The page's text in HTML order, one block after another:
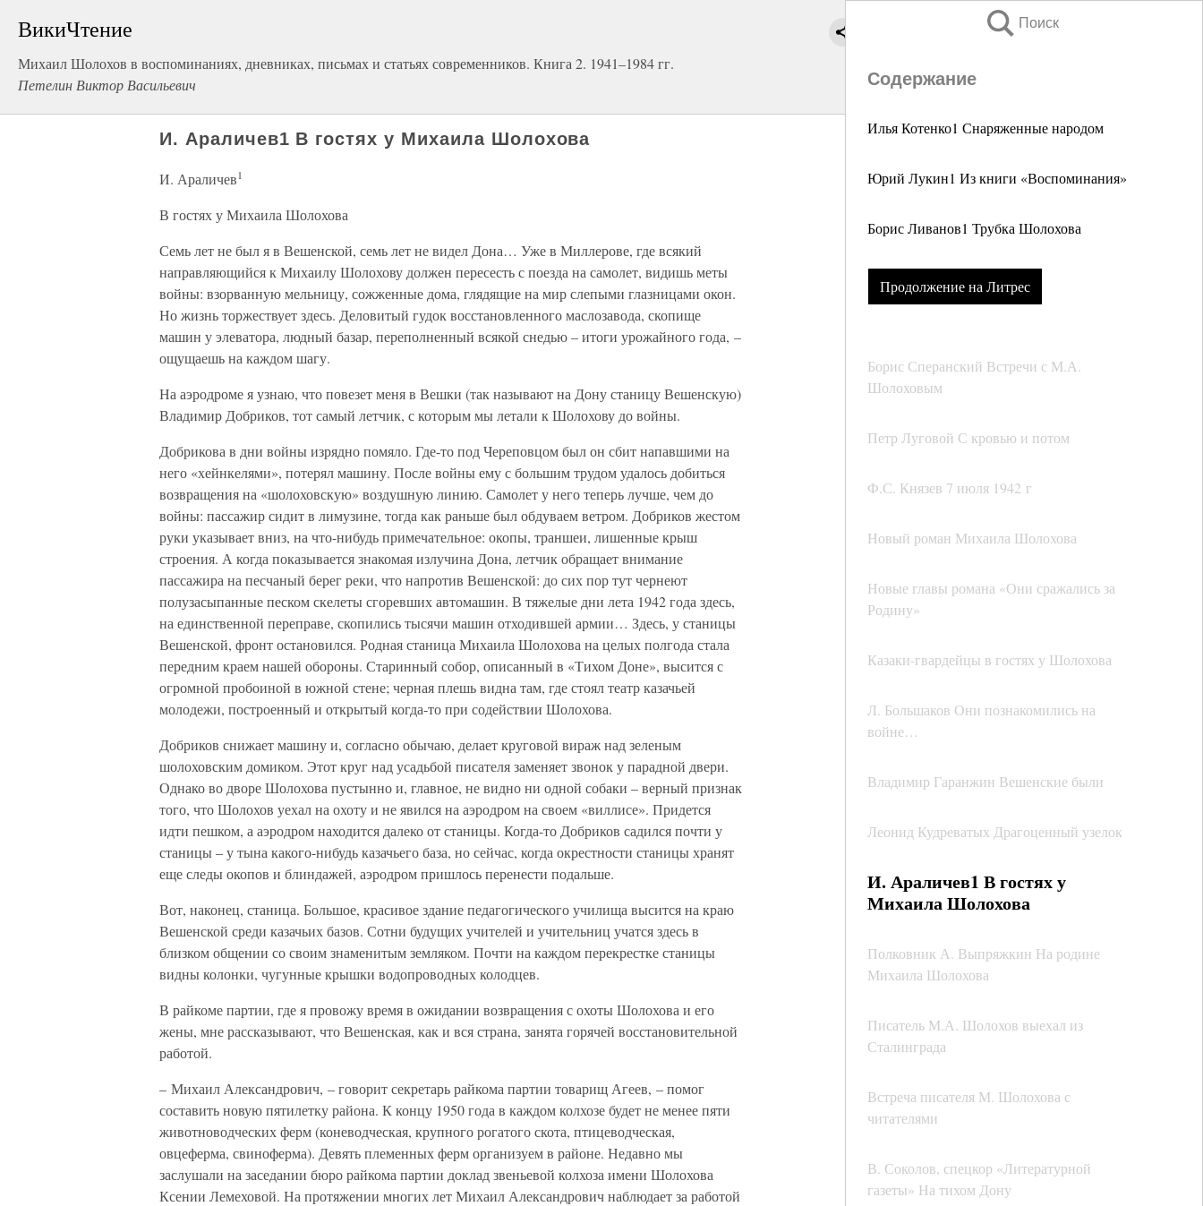
ВикиЧтение
Михаил Шолохов в воспоминаниях, дневниках, письмах и статьях современников. Книга 2. 1941–1984 гг.
Петелин Виктор Васильевич
Поиск
Содержание
Илья Котенко1 Снаряженные народом
Юрий Лукин1 Из книги «Воспоминания»
Борис Ливанов1 Трубка Шолохова
Продолжение на Литрес
Борис Сперанский Встречи с М.А.
Шолоховым
Петр Луговой С кровью и потом
Ф.С. Князев 7 июля 1942 г
Новый роман Михаила Шолохова
Новые главы романа «Они сражались за
Родину»
Казаки-гвардейцы в гостях у Шолохова
Л. Большаков Они познакомились на
войне…
Владимир Гаранжин Вешенские были
Леонид Кудреватых Драгоценный узелок
И. Араличев1 В гостях у
Михаила Шолохова
Полковник А. Выпряжкин На родине
Михаила Шолохова
Писатель М.А. Шолохов выехал из
Сталинграда
Встреча писателя М. Шолохова с
читателями
В. Соколов, спецкор «Литературной
газеты» На тихом Дону
И. Араличев1 В гостях у Михаила Шолохова
И. Араличев1
В гостях у Михаила Шолохова
Семь лет не был я в Вешенской, семь лет не видел Дона… Уже в Миллерове, где всякий
направляющийся к Михаилу Шолохову должен пересесть с поезда на самолет, видишь меты
войны: взорванную мельницу, сожженные дома, глядящие на мир слепыми глазницами окон.
Но жизнь торжествует здесь. Деловитый гудок восстановленного маслозавода, скопище
машин у элеватора, людный базар, переполненный всякой снедью – итоги урожайного года, –
ощущаешь на каждом шагу.
На аэродроме я узнаю, что повезет меня в Вешки (так называют на Дону станицу Вешенскую)
Владимир Добриков, тот самый летчик, с которым мы летали к Шолохову до войны.
Добрикова в дни войны изрядно помяло. Где-то под Череповцом был он сбит напавшими на
него «хейнкелями», потерял машину. После войны ему с большим трудом удалось добиться
возвращения на «шолоховскую» воздушную линию. Самолет у него теперь лучше, чем до
войны: пассажир сидит в лимузине, тогда как раньше был обдуваем ветром. Добриков жестом
руки указывает вниз, на что-нибудь примечательное: окопы, траншеи, лишенные крыш
строения. А когда показывается знакомая излучина Дона, летчик обращает внимание
пассажира на песчаный берег реки, что напротив Вешенской: до сих пор тут чернеют
полузасыпанные песком скелеты сгоревших автомашин. В тяжелые дни лета 1942 года здесь,
на единственной переправе, скопились тысячи машин отходившей армии… Здесь, у станицы
Вешенской, фронт остановился. Родная станица Михаила Шолохова на целых полгода стала
передним краем нашей обороны. Старинный собор, описанный в «Тихом Доне», высится с
огромной пробоиной в южной стене; черная плешь видна там, где стоял театр казачьей
молодежи, построенный и открытый когда-то при содействии Шолохова.
Добриков снижает машину и, согласно обычаю, делает круговой вираж над зеленым
шолоховским домиком. Этот круг над усадьбой писателя заменяет звонок у парадной двери.
Однако во дворе Шолохова пустынно и, главное, не видно ни одной собаки – верный признак
того, что Шолохов уехал на охоту и не явился на аэродром на своем «виллисе». Придется
идти пешком, а аэродром находится далеко от станицы. Когда-то Добриков садился почти у
станицы – у тына какого-нибудь казачьего база, но сейчас, когда окрестности станицы хранят
еще следы окопов и блиндажей, аэродром пришлось перенести подальше.
Вот, наконец, станица. Большое, красивое здание педагогического училища высится на краю
Вешенской среди казачьих базов. Сотни будущих учителей и учительниц учатся здесь в
близком общении со своим знаменитым земляком. Почти на каждом перекрестке станицы
видны колонки, чугунные крышки водопроводных колодцев.
В райкоме партии, где я провожу время в ожидании возвращения с охоты Шолохова и его
жены, мне рассказывают, что Вешенская, как и вся страна, занята горячей восстановительной
работой.
– Михаил Александрович, – говорит секретарь райкома партии товарищ Агеев, – помог
составить новую пятилетку района. К концу 1950 года в каждом колхозе будет не менее пяти
животноводческих ферм (коневодческая, крупного рогатого скота, птицеводческая,
овцеферма, свиноферма). Девять племенных ферм организуем в районе. Недавно мы
заслушали на заседании бюро райкома партии доклад звеньевой колхоза имени Шолохова
Ксении Лемеховой. На протяжении многих лет Михаил Александрович наблюдает за работой